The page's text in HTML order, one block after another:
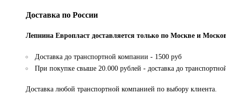
Доставка по России
Лепнина Европласт доставляется только по Москве и
Доставка до транспортной компании - 1500 руб
При покупке свыше 20.000 рублей - доставка до
Доставка любой транспортной компанией по выбору клиента.